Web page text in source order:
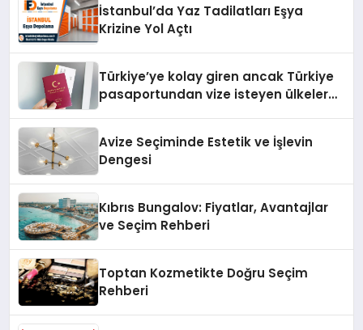
İstanbul’da Yaz Tadilatları Eşya
Krizine Yol Açtı
Türkiye’ye kolay giren ancak Türkiye
pasaportundan vize isteyen ülkeler
Avize Seçiminde Estetik ve İşlevin
Dengesi
Kıbrıs Bungalov: Fiyatlar, Avantajlar
ve Seçim Rehberi
Toptan Kozmetikte Doğru Seçim
Rehberi